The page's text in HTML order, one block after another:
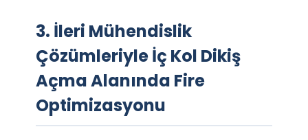
3. İleri Mühendislik
Çözümleriyle İç Kol Dikiş
Açma Alanında Fire
Optimizasyonu